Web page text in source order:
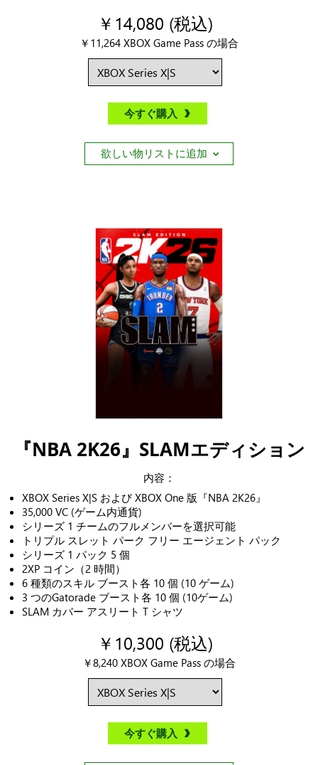
￥14,080 (税込)
￥11,264 XBOX Game Pass の場合
今すぐ購入
欲しい物リストに追加
『NBA 2K26』SLAMエディション
内容：
XBOX Series X|S および XBOX One 版『NBA 2K26』
35,000 VC (ゲーム内通貨)
シリーズ 1 チームのフルメンバーを選択可能
トリプル スレット パーク フリー エージェント パック
シリーズ 1 パック 5 個
2XP コイン（2 時間）
6 種類のスキル ブースト各 10 個 (10 ゲーム)
3 つのGatorade ブースト各 10 個 (10ゲーム)
SLAM カバー アスリート T シャツ
￥10,300 (税込)
￥8,240 XBOX Game Pass の場合
今すぐ購入